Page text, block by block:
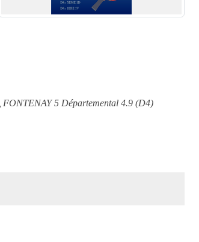
FONTENAY 5 Départemental 4.9 (D4)